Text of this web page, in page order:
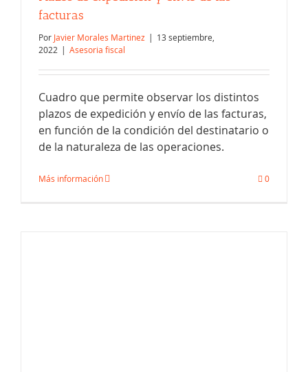
facturas
Por Javier Morales Martinez | 13 septiembre,
2022 | Asesoria fiscal
Cuadro que permite observar los distintos
plazos de expedición y envío de las facturas,
en función de la condición del destinatario o
de la naturaleza de las operaciones.
Más información 0
La factura proforma: ¿qué es y qué